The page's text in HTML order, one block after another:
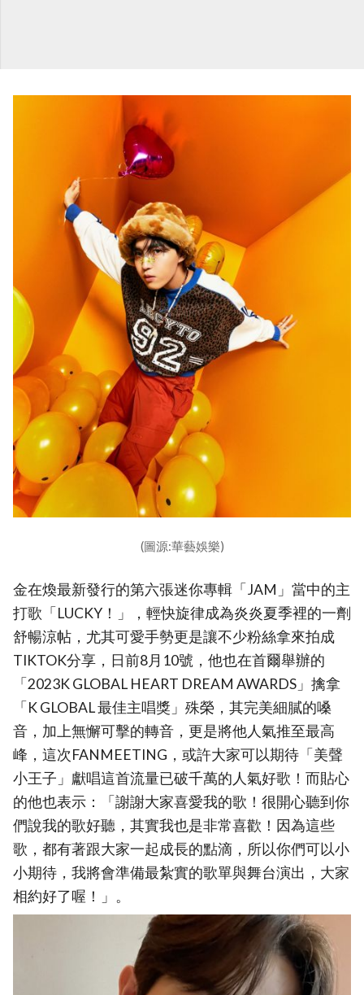
(圖源:華藝娛樂)
金在煥最新發行的第六張迷你專輯「JAM」當中的主
打歌「LUCKY！」，輕快旋律成為炎炎夏季裡的一劑
舒暢涼帖，尤其可愛手勢更是讓不少粉絲拿來拍成
TIKTOK分享，日前8月10號，他也在首爾舉辦的
「2023K GLOBAL HEART DREAM AWARDS」擒拿
「K GLOBAL 最佳主唱獎」殊榮，其完美細膩的嗓
音，加上無懈可擊的轉音，更是將他人氣推至最高
峰，這次FANMEETING，或許大家可以期待「美聲
小王子」獻唱這首流量已破千萬的人氣好歌！而貼心
的他也表示：「謝謝大家喜愛我的歌！很開心聽到你
們說我的歌好聽，其實我也是非常喜歡！因為這些
歌，都有著跟大家一起成長的點滴，所以你們可以小
小期待，我將會準備最紮實的歌單與舞台演出，大家
相約好了喔！」。